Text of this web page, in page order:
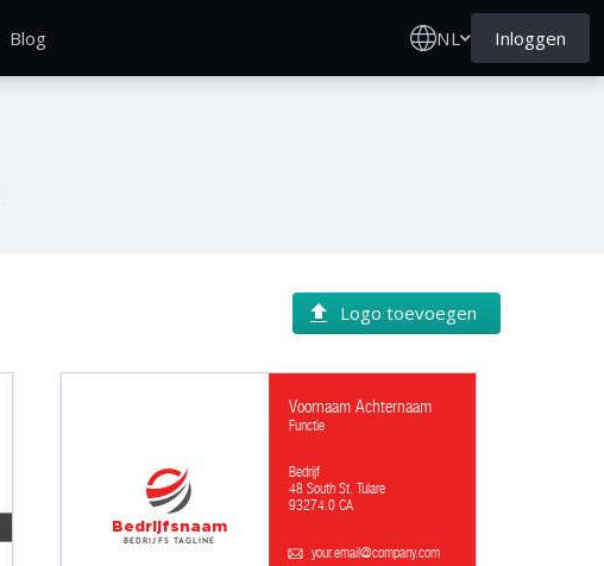
Blog NL Inloggen
Logo toevoegen
Functie
Bedrijf
48 South St. Tulare
93274.0 CA
your.email@company.com
Voornaam Achternaam
Bedrijfsnaam
Bedrijfs tagline